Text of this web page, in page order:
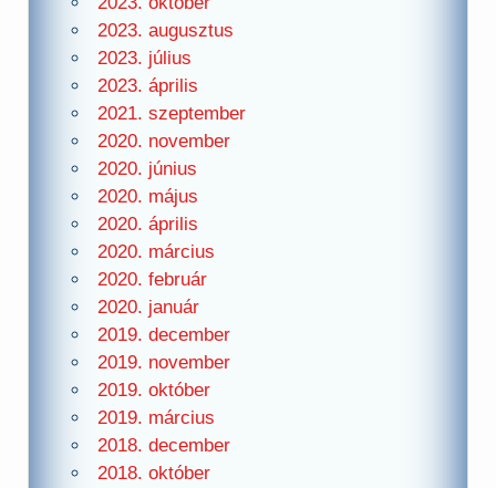
2023. augusztus
2023. július
2023. április
2021. szeptember
2020. november
2020. június
2020. május
2020. április
2020. március
2020. február
2020. január
2019. december
2019. november
2019. október
2019. március
2018. december
2018. október